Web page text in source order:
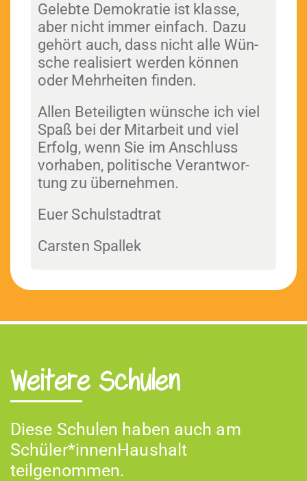
Gelebte Demokratie ist klasse,
aber nicht immer ein­fach. Dazu
gehört auch, dass nicht alle Wün­
sche real­isiert wer­den kön­nen
oder Mehrheit­en finden.
Allen Beteiligten wün­sche ich viel
Spaß bei der Mitar­beit und viel
Erfolg, wenn Sie im Anschluss
vorhaben, poli­tis­che Ver­ant­wor­
tung zu übernehmen.
Euer Schul­stad­trat
Carsten Spallek
Weitere Schulen
Diese Schulen haben auch am
Schüler*innenHaushalt
teilgenommen.